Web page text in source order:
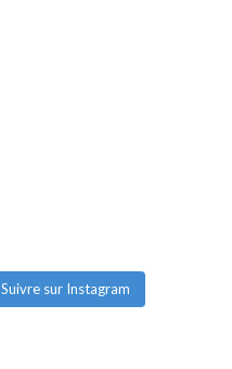
Suivre sur Instagram